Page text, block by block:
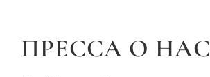
ПРЕССА О НАС